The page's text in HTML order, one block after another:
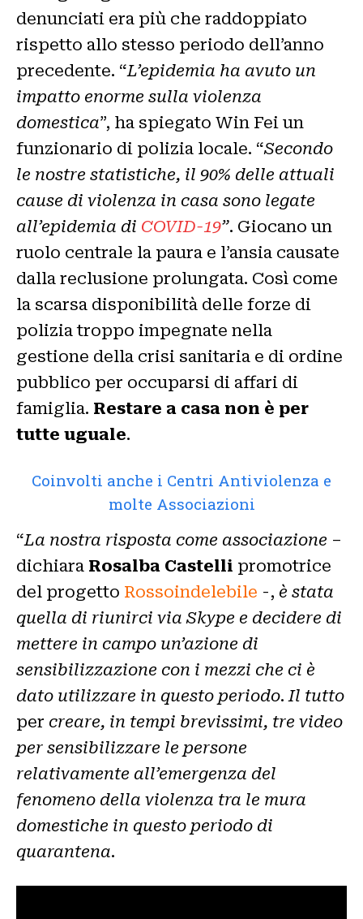
denunciati era più che raddoppiato
rispetto allo stesso periodo dell’anno
precedente. “L’epidemia ha avuto un
impatto enorme sulla violenza
domestica”, ha spiegato Win Fei un
funzionario di polizia locale. “Secondo
le nostre statistiche, il 90% delle attuali
cause di violenza in casa sono legate
all’epidemia di COVID-19”. Giocano un
ruolo centrale la paura e l’ansia causate
dalla reclusione prolungata. Così come
la scarsa disponibilità delle forze di
polizia troppo impegnate nella
gestione della crisi sanitaria e di ordine
pubblico per occuparsi di affari di
famiglia. Restare a casa non è per
tutte uguale.
Coinvolti anche i Centri Antiviolenza e
molte Associazioni
“La nostra risposta come associazione –
dichiara Rosalba Castelli promotrice
del progetto Rossoindelebile -, è stata
quella di riunirci via Skype e decidere di
mettere in campo un’azione di
sensibilizzazione con i mezzi che ci è
dato utilizzare in questo periodo.Il tutto
per creare, in tempi brevissimi, tre video
per sensibilizzare le persone
relativamente all’emergenza del
fenomeno della violenza tra le mura
domestiche in questo periodo di
quarantena.